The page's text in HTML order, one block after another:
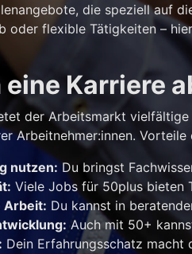
die speziell auf
oder flexible Tätigkeiten –
eine Karriere
der Arbeitsmarkt
Arbeitnehmer:innen. Vorteile
nutzen: Du bringst
Viele Jobs für 50plus bieten
Arbeit: Du kannst in
Auch mit 50+
Dein Erfahrungsschatz macht